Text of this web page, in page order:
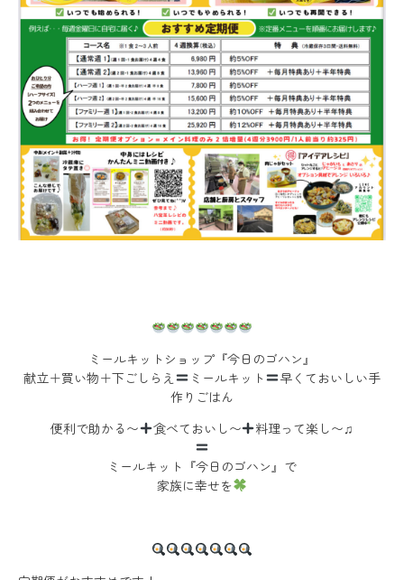
ミールキットショップ『今日のゴハン』
献立＋買い物＋下ごしらえ
ミールキット
早くておいしい手
作りごはん
便利で助かる〜
食べておいし〜 料理って楽し〜♫
ミールキット『今日のゴハン』で
家族に幸せを